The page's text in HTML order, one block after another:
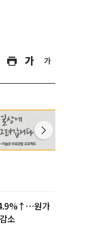
제주 29˚C
4.9%↑…원가
소